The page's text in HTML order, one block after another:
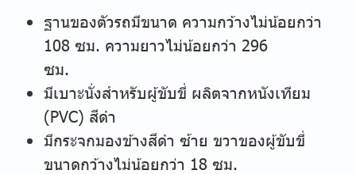
ฐานของตัวรถมีขนาด ความกว้างไม่น้อยกว่า
108 ซม. ความยาวไม่น้อยกว่า 296
ซม.
มีเบาะนั่งสำหรับผู้ขับขี่ ผลิตจากหนังเทียม
(PVC) สีดำ
มีกระจกมองข้างสีดำ ซ้าย ขวาของผู้ขับขี่
ขนาดกว้างไม่น้อยกว่า 18 ซม.